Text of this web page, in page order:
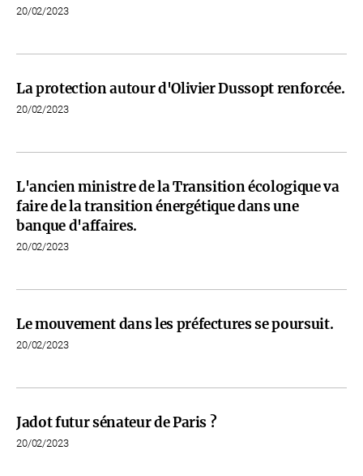
20/02/2023
La protection autour d'Olivier Dussopt renforcée.
20/02/2023
L'ancien ministre de la Transition écologique va
faire de la transition énergétique dans une
banque d'affaires.
20/02/2023
Le mouvement dans les préfectures se poursuit.
20/02/2023
Jadot futur sénateur de Paris ?
20/02/2023